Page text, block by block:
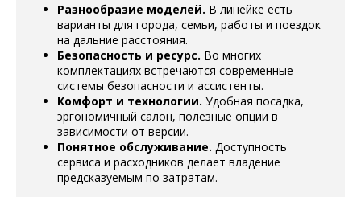
Разнообразие моделей. В линейке есть
варианты для города, семьи, работы и поездок
на дальние расстояния.
Безопасность и ресурс. Во многих
комплектациях встречаются современные
системы безопасности и ассистенты.
Комфорт и технологии. Удобная посадка,
эргономичный салон, полезные опции в
зависимости от версии.
Понятное обслуживание. Доступность
сервиса и расходников делает владение
предсказуемым по затратам.